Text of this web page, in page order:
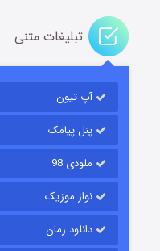
تبلیغات متنی
آپ تیون
پنل پیامک
ملودی 98
نواز موزیک
دانلود رمان